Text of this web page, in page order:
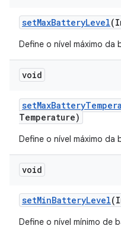
setMaxBatteryLevel
Define o nível máximo da
void
setMaxBattery
Temperature)
Define o nível máximo da
void
setMinBatteryLevel
Define o nível mínimo de